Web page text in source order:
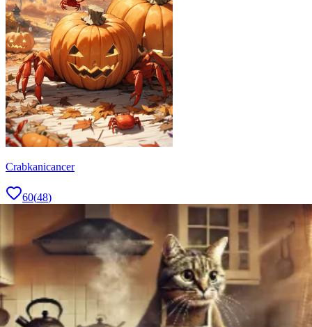
Crabkanicancer
60(48)